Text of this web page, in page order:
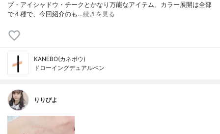
プ・アイシャドウ・チークとかなり万能なアイテム。カラー展開は全部
で４種で、今回紹介のも…続きを見る
KANEBO(カネボウ)
ドローイングデュアルペン
りりびよ